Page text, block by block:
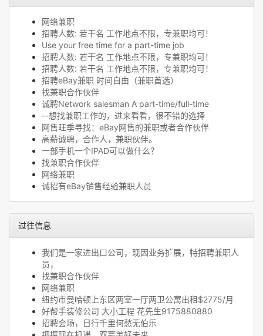
网络兼职
招聘人数: 若干名 工作地点不限，专兼职均可！
Use your free time for a part-time job
招聘人数: 若干名 工作地点不限，专兼职均可！
招聘人数: 若干名 工作地点不限，专兼职均可！
招聘eBay兼职 时间自由（兼职首选）
找兼职合作伙伴
诚聘Network salesman A part-time/full-time
--想找兼职工作的，进来看看，很不错的选择
网售旺季寻找：eBay网售的兼职或者合作伙伴
高薪诚聘，合作人，兼职伙伴。
一部手机一个IPAD可以做什么？
找兼职合作伙伴
网络兼职
诚招有eBay销售经验兼职人员
过往信息
我们是一家进出口公司，现因业务扩展，特招聘兼职人
员，
找兼职合作伙伴
网络兼职
纽约市曼哈顿上东区两室一厅两卫公寓出租$2775/月
好帮手装修公司 大小工程 花先生9175880880
招聘会场，日行千里何愁无伯乐